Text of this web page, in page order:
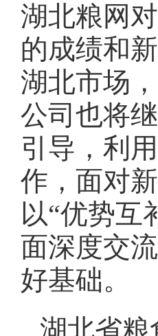
湖北粮网
的成绩和
湖北市场
公司也将
引导，利
作，面对
以“优势互
面深度交
好基础。
湖北省粮